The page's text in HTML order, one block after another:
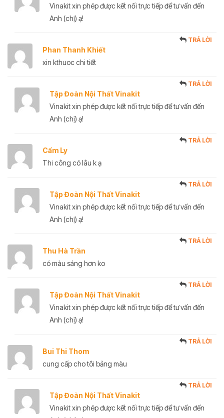
Vinakit xin phép được kết nối trực tiếp để tư vấn đến
Anh (chị) ạ!
Phan Thanh Khiết
TRẢ LỜI
xin kthuoc chi tiết
Tập Đoàn Nội Thất Vinakit
TRẢ LỜI
Vinakit xin phép được kết nối trực tiếp để tư vấn đến
Anh (chị) ạ!
Cẩm Ly
TRẢ LỜI
Thi công có lâu k ạ
Tập Đoàn Nội Thất Vinakit
TRẢ LỜI
Vinakit xin phép được kết nối trực tiếp để tư vấn đến
Anh (chị) ạ!
Thu Hà Trần
TRẢ LỜI
có màu sáng hơn ko
Tập Đoàn Nội Thất Vinakit
TRẢ LỜI
Vinakit xin phép được kết nối trực tiếp để tư vấn đến
Anh (chị) ạ!
Bui Thi Thom
TRẢ LỜI
cung cấp cho tôi bảng màu
Tập Đoàn Nội Thất Vinakit
TRẢ LỜI
Vinakit xin phép được kết nối trực tiếp để tư vấn đến